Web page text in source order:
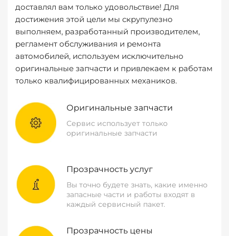
доставлял вам только удовольствие! Для
достижения этой цели мы скрупулезно
выполняем, разработанный производителем,
регламент обслуживания и ремонта
автомобилей, используем исключительно
оригинальные запчасти и привлекаем к работам
только квалифицированных механиков.
Оригинальные запчасти
Сервис использует только
оригинальные запчасти
Прозрачность услуг
Вы точно будете знать, какие именно
запасные части и работы входят в
каждый сервисный пакет.
Прозрачность цены